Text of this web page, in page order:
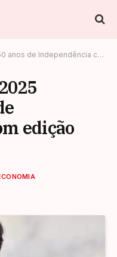
com edição histórica
edição